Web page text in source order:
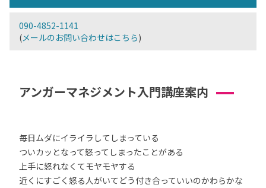
090-4852-1141
(メールのお問い合わせはこちら)
アンガーマネジメント入門講座案内
毎日ムダにイライラしてしまっている
ついカッとなって怒ってしまったことがある
上手に怒れなくてモヤモヤする
近くにすごく怒る人がいてどう付き合っていいのかわらかな